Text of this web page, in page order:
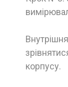
корпусу.